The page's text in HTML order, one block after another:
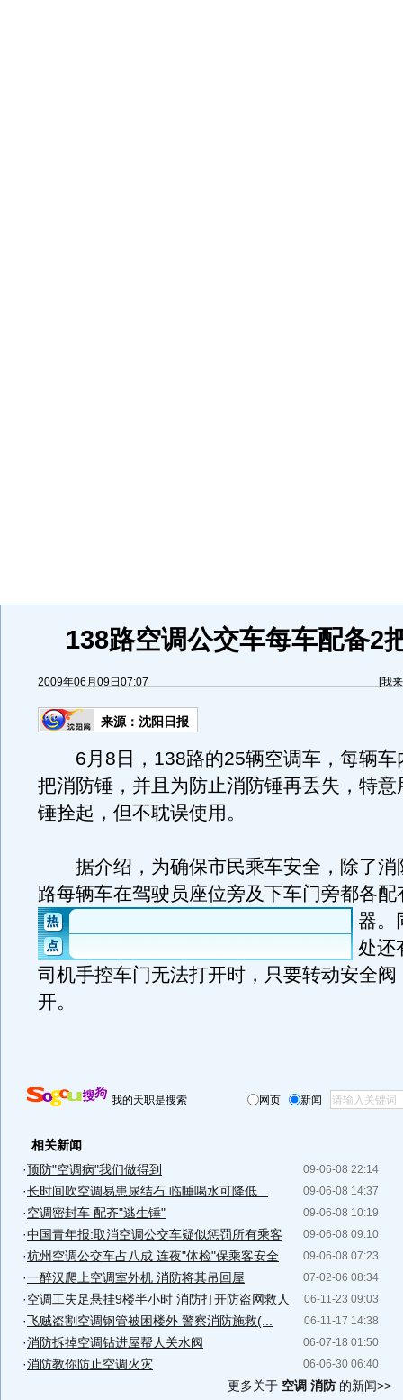
138路空调公交车每车配备2
2009年06月09日07:07 [我
来源： 沈阳日报
6月8日，138路的25辆空调车，每辆车
把消防锤，并且为防止消防锤再丢失，特意
锤拴起，但不耽误使用。
据介绍，为确保市民乘车安全，除了消
路每辆车在驾驶员座位旁及下车门旁都各配
器。
处还
司机手控车门无法打开时，只要转动安全阀
开。
我的天职是搜索 网页 新闻
相关新闻
09-06-08 22:14
·预防"空调病"我们做得到
09-06-08 14:37
·长时间吹空调易患尿结石 临睡喝水可降低...
09-06-08 10:19
·空调密封车 配齐"逃生锤"
09-06-08 09:10
·中国青年报:取消空调公交车疑似惩罚所有乘客
09-06-08 07:23
·杭州空调公交车占八成 连夜"体检"保乘客安全
07-02-06 08:34
·一醉汉爬上空调室外机 消防将其吊回屋
06-11-23 09:03
·空调工失足悬挂9楼半小时 消防打开防盗网救人
06-11-17 14:38
·飞贼盗割空调钢管被困楼外 警察消防施救(...
06-07-18 01:50
·消防拆掉空调钻进屋帮人关水阀
06-06-30 06:40
·消防教你防止空调火灾
更多关于 空调 消防的新闻>>